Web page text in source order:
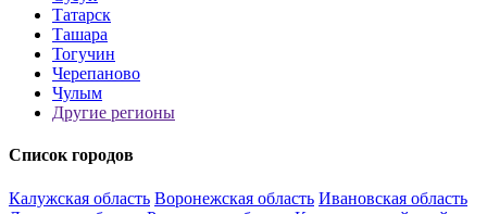
Татарск
Ташара
Тогучин
Черепаново
Чулым
Другие регионы
Список городов
Калужская область Воронежская область Ивановская область